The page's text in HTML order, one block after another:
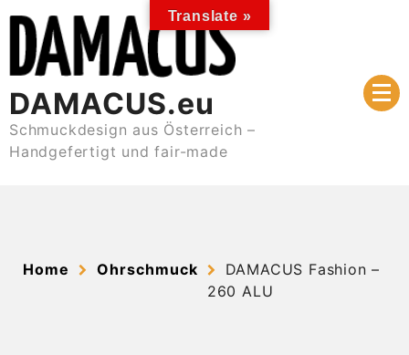
content
DAMACUS.eu
Schmuckdesign aus Österreich –
Handgefertigt und fair-made
Home Ohrschmuck
DAMACUS Fashion –
260 ALU
Translate »